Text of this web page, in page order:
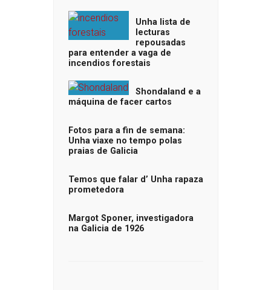
Unha lista de
lecturas
repousadas
para entender a vaga de
incendios forestais
Shondaland e a
máquina de facer cartos
Fotos para a fin de semana:
Unha viaxe no tempo polas
praias de Galicia
Temos que falar d’ Unha rapaza
prometedora
Margot Sponer, investigadora
na Galicia de 1926